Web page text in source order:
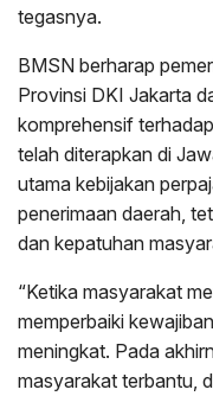
tegasnya.
BMSN berharap
Provinsi DKI Jakarta
komprehensif
telah diterapkan di
utama kebijakan
penerimaan daerah,
dan kepatuhan
“Ketika masyarakat
memperbaiki
meningkat. Pada
masyarakat terbantu,